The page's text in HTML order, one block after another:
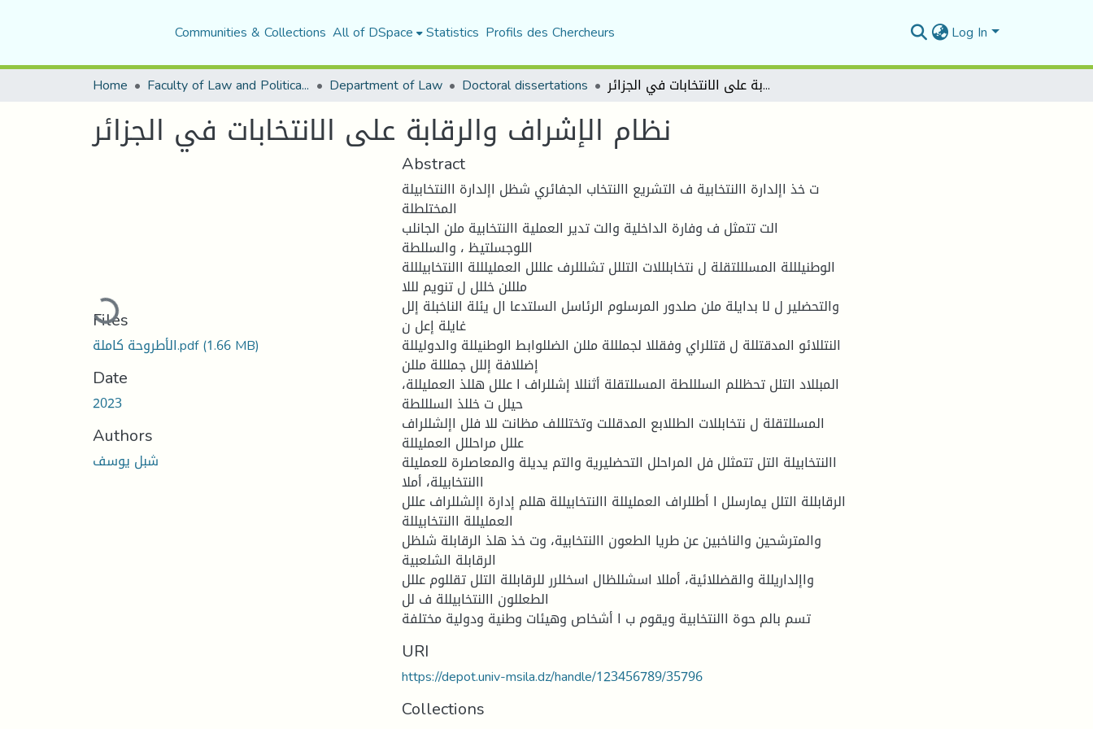
Communities & Collections All of DSpace Statistics Profils des Chercheurs Log In
Home Faculty of Law and Political Science Department of Law Doctoral dissertations نظام الإشراف والرقابة على الانتخابات في الجزائر
نظام الإشراف والرقابة على الانتخابات في الجزائر
Loading...
Files
الأطروحة كاملة.pdf(1.66 MB)
Date
2023
Authors
شبل يوسف
Abstract
ت خذ اإلدارة االنتخابية ف التشريع االنتخاب الجفائري شظل اإلدارة االنتخابيلة
المختلطلة
الت تتمثل ف وفارة الداخلية والت تدير العملية االنتخابية ملن الجانلب
اللوجسلتيظ ، والسللطة
الوطنيلللة المسلللتقلة ل نتخابلللات التللل تشلللرف علللل العمليلللة االنتخابيلللة
ملللن خللل ل تنويم لللا
والتحضلير ل لا بدايلة ملن صلدور المرسلوم الرئاسل السلتدعا ال يئلة الناخبلة إلل
غايلة إعل ن
النتللائو المدقتللة ل قتللراي وفقللا لجملللة مللن الضللوابط الوطنيللة والدوليللة
إضللافة إللل جملللة مللن
المبللاد التلل تحظللم السلللطة المسللتقلة أثنللا إشللراف ا عللل هللذ العمليللة،
حيلل ت خللذ السلللطة
المسللتقلة ل نتخابللات الطللابع المدقللت وتختلللف مظانت للا فلل اإلشللراف
عللل مراحللل العمليللة
االنتخابيلة التل تتمثلل فل المراحلل التحضليرية والتم يديلة والمعاصلرة للعمليلة
االنتخابيلة، أملا
الرقابللة التلل يمارسلل ا أطللراف العمليللة االنتخابيللة هللم إدارة اإلشللراف عللل
العمليللة االنتخابيللة
والمترشحين والناخبين عن طريا الطعون االنتخابية، وت خذ هلذ الرقابلة شلظل
الرقابلة الشلعبية
واإلداريللة والقضللائية، أمللا اسشللظال اسخللرر للرقابللة التلل تقللوم عللل
الطعللون االنتخابيللة ف لل
تسم بالم حوة االنتخابية ويقوم ب ا أشخاص وهيئات وطنية ودولية مختلفة
URI
https://depot.univ-msila.dz/handle/123456789/35796
Collections